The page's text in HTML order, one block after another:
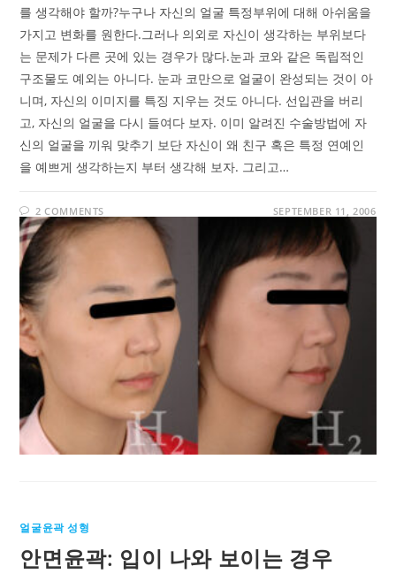
를 생각해야 할까?누구나 자신의 얼굴 특정부위에 대해 아쉬움을
가지고 변화를 원한다.그러나 의외로 자신이 생각하는 부위보다
는 문제가 다른 곳에 있는 경우가 많다.눈과 코와 같은 독립적인
구조물도 예외는 아니다. 눈과 코만으로 얼굴이 완성되는 것이 아
니며, 자신의 이미지를 특징 지우는 것도 아니다. 선입관을 버리
고, 자신의 얼굴을 다시 들여다 보자. 이미 알려진 수술방법에 자
신의 얼굴을 끼워 맞추기 보단 자신이 왜 친구 혹은 특정 연예인
을 예쁘게 생각하는지 부터 생각해 보자. 그리고…
2 COMMENTS SEPTEMBER 11, 2006
얼굴윤곽 성형
안면윤곽: 입이 나와 보이는 경우